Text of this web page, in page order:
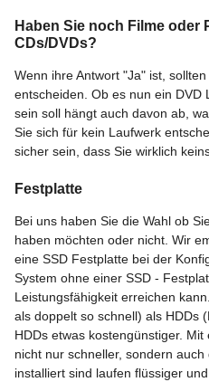
Haben Sie noch Filme oder
CDs/DVDs?
Wenn ihre Antwort "Ja" ist,
entscheiden. Ob es nun ein DVD
sein soll hängt auch davon ab,
Sie sich für kein Laufwerk
sicher sein, dass Sie wirklich
Festplatte
Bei uns haben Sie die Wahl ob
haben möchten oder nicht. Wir
eine SSD Festplatte bei der
System ohne einer SSD -
Leistungsfähigkeit erreichen
als doppelt so schnell) als HDDs
HDDs etwas kostengünstiger.
nicht nur schneller, sondern
installiert sind laufen flüssiger